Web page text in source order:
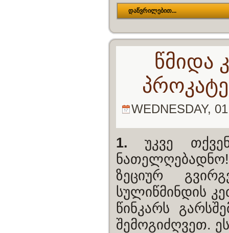
დაწვრილებით...
წმიდა
WEDNESDAY,
1.უკვე
ზეციურ
სულიწმინდის
წინკარს
შემოგიძღვეთ.